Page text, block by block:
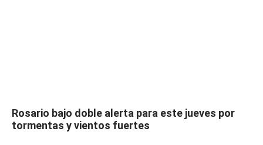
Rosario bajo doble alerta para este jueves por
tormentas y vientos fuertes